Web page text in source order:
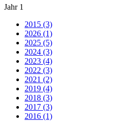
Jahr 1
2015 (3)
2026 (1)
2025 (5)
2024 (3)
2023 (4)
2022 (3)
2021 (2)
2019 (4)
2018 (3)
2017 (3)
2016 (1)